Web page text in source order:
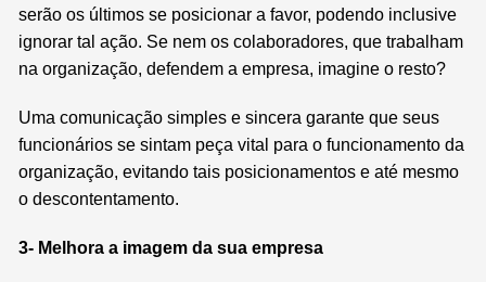
serão os últimos se posicionar a favor, podendo inclusive
ignorar tal ação. Se nem os colaboradores, que trabalham
na organização, defendem a empresa, imagine o resto?
Uma comunicação simples e sincera garante que seus
funcionários se sintam peça vital para o funcionamento da
organização, evitando tais posicionamentos e até mesmo
o descontentamento.
3- Melhora a imagem da sua empresa